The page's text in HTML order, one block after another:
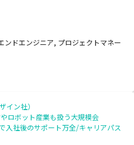
ンドエンジニア, プロジェクトマネー
イン社）
ロボット産業も扱う大規模会
入社後のサポート万全/キャリアパス